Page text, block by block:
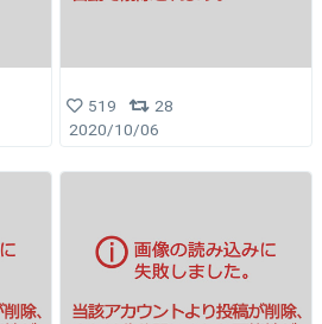
519
28
2020/10/06